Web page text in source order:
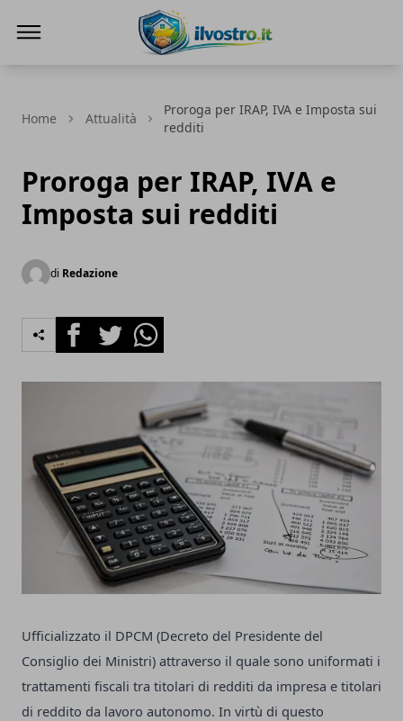
Home Attualità
Proroga per IRAP, IVA e Imposta sui
redditi
Proroga per IRAP, IVA e
Imposta sui redditi
di Redazione
FacebookTwitterWhatsapp
Ufficializzato il DPCM (Decreto del Presidente del
Consiglio dei Ministri) attraverso il quale sono uniformati i
trattamenti fiscali tra titolari di redditi da impresa e titolari
di reddito da lavoro autonomo. In virtù di questo